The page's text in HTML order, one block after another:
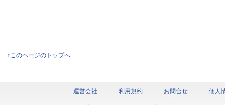
↑このページのトップへ
運営会社 利用規約 お問合せ 個人